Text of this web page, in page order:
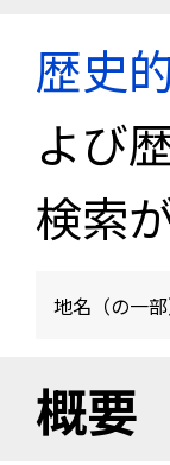
歴史
よび
検索
地名（の一
概要